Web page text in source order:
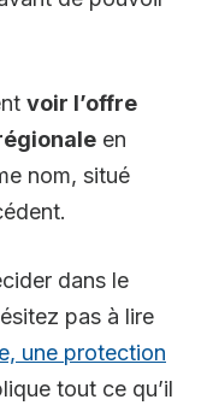
voir l’offre
en
nom, situé
dans le
pas à lire
une protection
tout ce qu’il